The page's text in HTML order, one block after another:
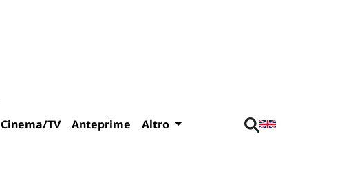
Cinema/TV Anteprime Altro